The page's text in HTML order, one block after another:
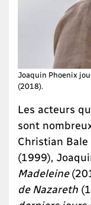
Joaquin Phoenix
(2018).
Les acteurs
sont
Christian Bale
(1999),
Madeleine
de Nazareth